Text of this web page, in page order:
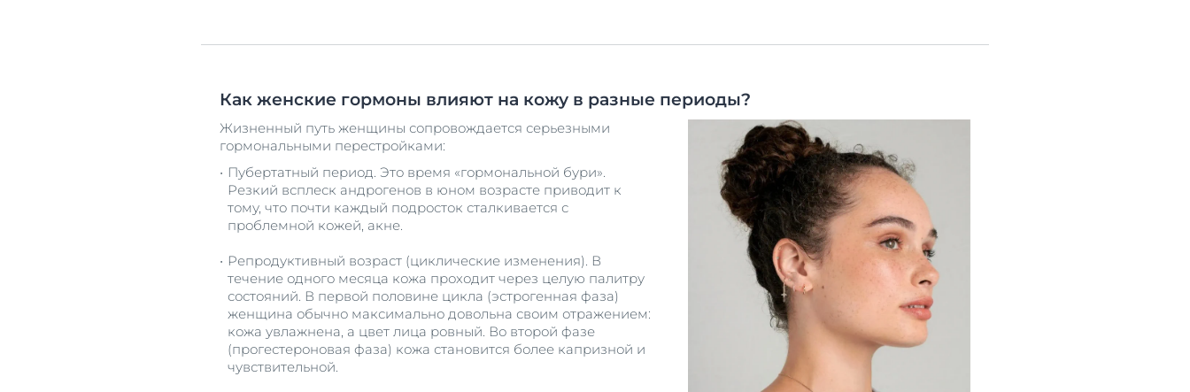
Как женские гормоны влияют на кожу в разные периоды?
Жизненный путь женщины сопровождается серьезными
гормональными перестройками:
Пубертатный период. Это время «гормональной бури».
Резкий всплеск андрогенов в юном возрасте приводит к
тому, что почти каждый подросток сталкивается с
проблемной кожей, акне.
Репродуктивный возраст (циклические изменения). В
течение одного месяца кожа проходит через целую палитру
состояний. В первой половине цикла (эстрогенная фаза)
женщина обычно максимально довольна своим отражением:
кожа увлажнена, а цвет лица ровный. Во второй фазе
(прогестероновая фаза) кожа становится более капризной и
чувствительной.